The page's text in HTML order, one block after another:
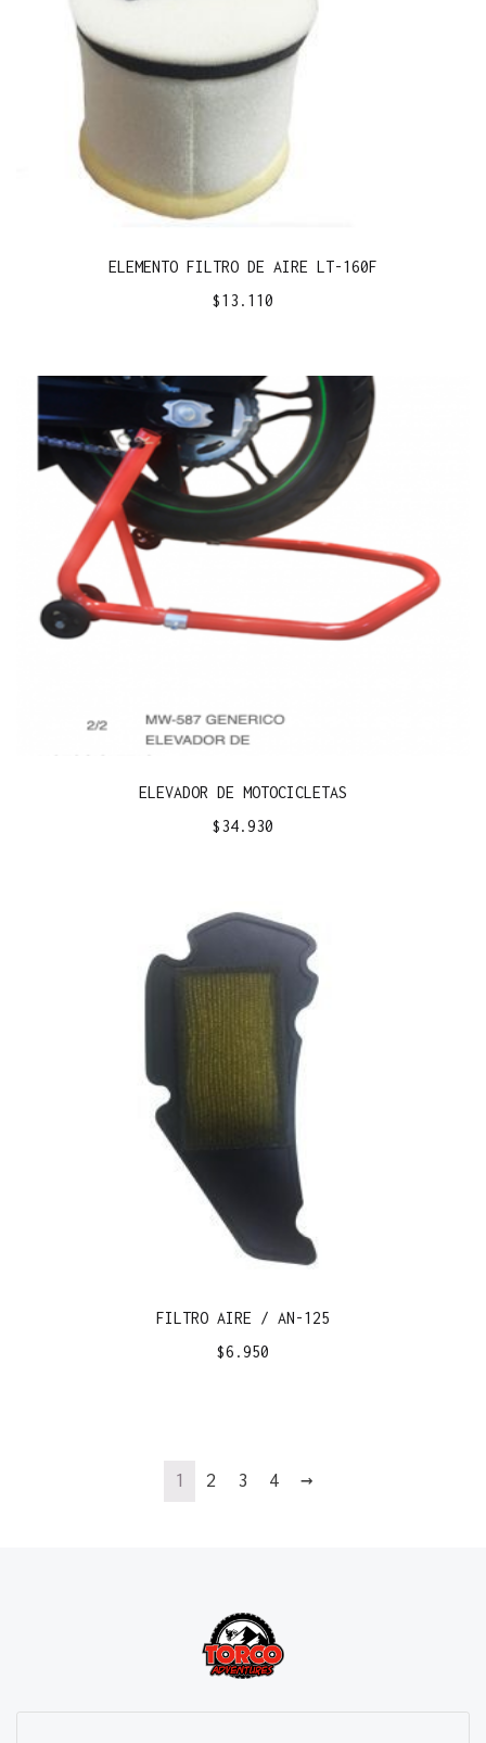
ELEMENTO FILTRO DE AIRE LT-160F
$13.110
ELEVADOR DE MOTOCICLETAS
$34.930
FILTRO AIRE / AN-125
$6.950
1 2 3 4 →